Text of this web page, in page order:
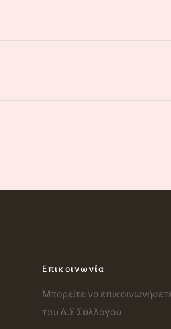
Επικοινωνία
Μπορείτε να
του Δ.Σ Συλλόγου